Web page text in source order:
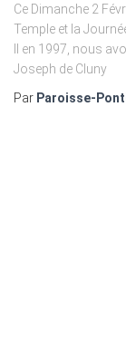
Ce Dimanche 2
Temple et la
II en 1997, nous
Joseph de Cluny
Par Paroisse-